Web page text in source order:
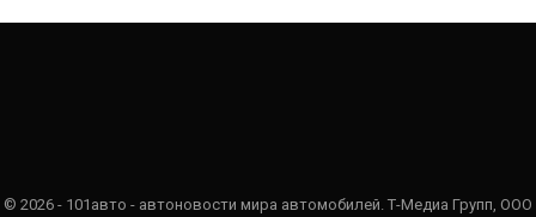
© 2026 - 101авто - автоновости мира автомобилей. Т-Медиа Групп, ООО